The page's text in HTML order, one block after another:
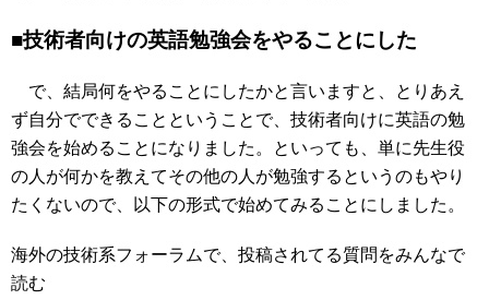
■技術者向けの英語勉強会をやることにした
で、結局何をやることにしたかと言いますと、とりあえ
ず自分でできることということで、技術者向けに英語の勉
強会を始めることになりました。といっても、単に先生役
の人が何かを教えてその他の人が勉強するというのもやり
たくないので、以下の形式で始めてみることにしました。
海外の技術系フォーラムで、投稿されてる質問をみんなで
読む